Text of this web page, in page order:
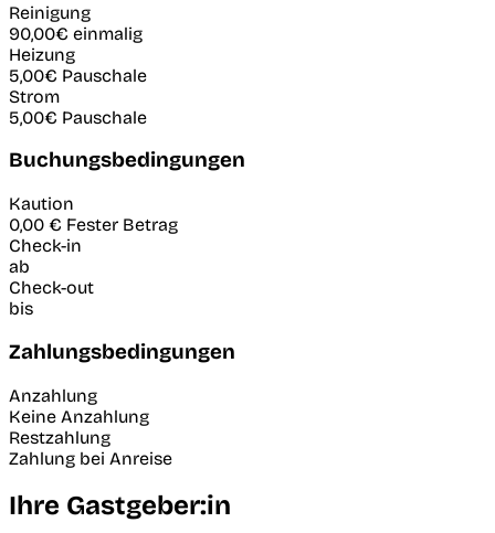
Reinigung
90,00€ einmalig
Heizung
5,00€ Pauschale
Strom
5,00€ Pauschale
Buchungsbedingungen
Kaution
0,00 € Fester Betrag
Check-in
ab
Check-out
bis
Zahlungsbedingungen
Anzahlung
Keine Anzahlung
Restzahlung
Zahlung bei Anreise
Ihre Gastgeber:in